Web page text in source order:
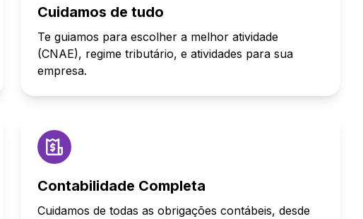
Cuidamos de tudo
Te guiamos para escolher a melhor atividade
(CNAE), regime tributário, e atividades para sua
empresa.
Contabilidade Completa
Cuidamos de todas as obrigações contábeis, desde